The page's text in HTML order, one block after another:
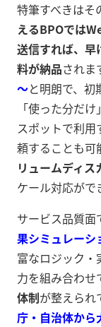
特筆すべきはそ
えるBPOでは
送信すれば、早
料が納品されま
～と明朗で、
「使った分だ
スポットで利
頼することも可
リュームディ
ケール対応がで
サービス品質面
果シミュレーシ
富なロジック
力を組み合わせ
体制が整えられ
庁・自治体から